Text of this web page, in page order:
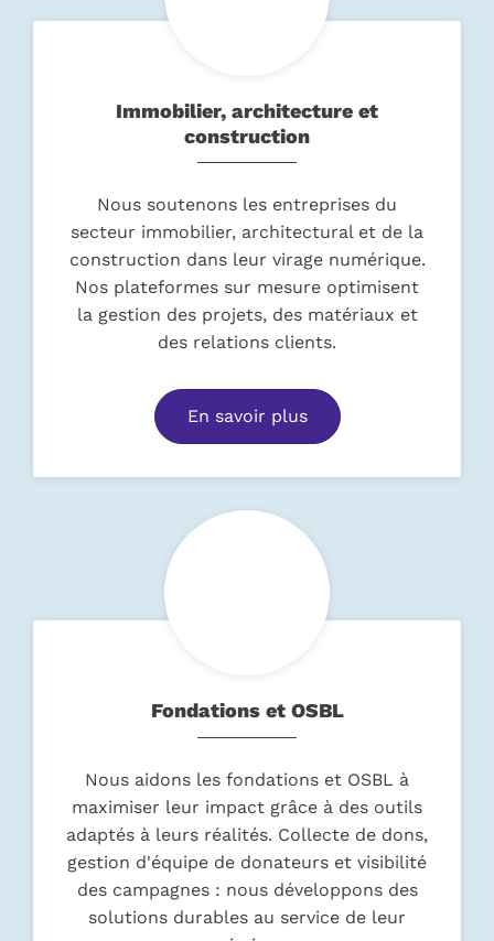
Immobilier, architecture et
construction
Nous soutenons les entreprises du
secteur immobilier, architectural et de la
construction dans leur virage numérique.
Nos plateformes sur mesure optimisent
la gestion des projets, des matériaux et
des relations clients.
En savoir plus
Fondations et OSBL
Nous aidons les fondations et OSBL à
maximiser leur impact grâce à des outils
adaptés à leurs réalités. Collecte de dons,
gestion d'équipe de donateurs et visibilité
des campagnes : nous développons des
solutions durables au service de leur